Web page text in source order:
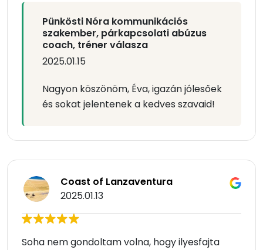
Pünkösti Nóra kommunikációs
szakember, párkapcsolati abúzus
coach, tréner válasza
2025.01.15
Nagyon köszönöm, Éva, igazán jólesőek
és sokat jelentenek a kedves szavaid!
Coast of Lanzaventura
2025.01.13
Soha nem gondoltam volna, hogy ilyesfajta